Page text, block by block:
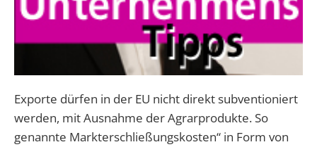
Exporte dürfen in der EU nicht direkt subventioniert
werden, mit Ausnahme der Agrarprodukte. So
genannte Markterschließungskosten“ in Form von